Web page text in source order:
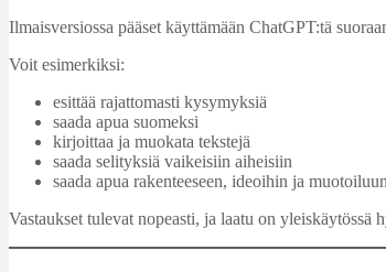
Ilmaisversiossa pääset käyttämään ChatGPT:tä
Voit esimerkiksi:
esittää rajattomasti kysymyksiä
saada apua suomeksi
kirjoittaa ja muokata tekstejä
saada selityksiä vaikeisiin aiheisiin
saada apua rakenteeseen, ideoihin ja muotoiluun
Vastaukset tulevat nopeasti, ja laatu on